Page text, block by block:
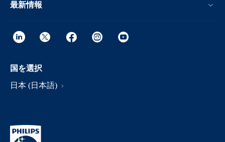
最新情報
国を選択
日本 (日本語)